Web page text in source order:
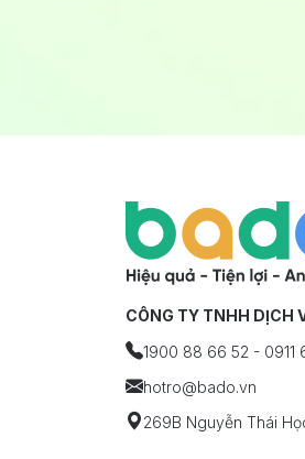
CÔNG TY TNHH DỊCH
1900 88 66 52 - 0911
hotro@bado.vn
269B Nguyễn Thái